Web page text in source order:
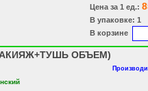
Цена за 1 ед.:
В упаковке: 1
В корзине
ОБЪЕМ)